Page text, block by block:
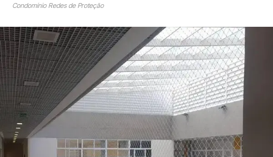
Condomínio Redes de Proteção